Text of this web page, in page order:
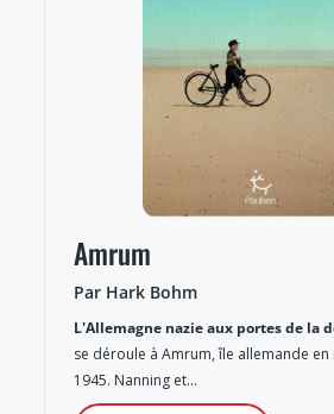
Amrum
Par Hark Bohm
L'Allemagne nazie aux portes de la
se déroule à Amrum, île allemande
1945. Nanning et…